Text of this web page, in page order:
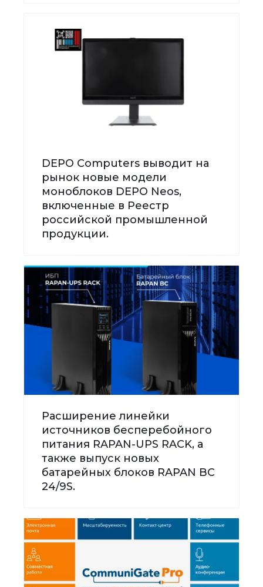
DEPO Computers выводит на
рынок новые модели
моноблоков DEPO Neos,
включенные в Реестр
российской промышленной
продукции.
Расширение линейки
источников бесперебойного
питания RAPAN-UPS RACK, а
также выпуск новых
батарейных блоков RAPAN BC
24/9S.